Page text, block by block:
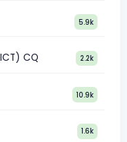
5.9k
CQ 2.2k
10.9k
1.6k